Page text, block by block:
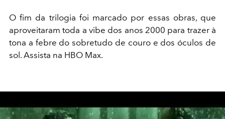
O fim da trilogia foi marcado por essas obras, que
aproveitaram toda a vibe dos anos 2000 para trazer à
tona a febre do sobretudo de couro e dos óculos de
sol. Assista na HBO Max.